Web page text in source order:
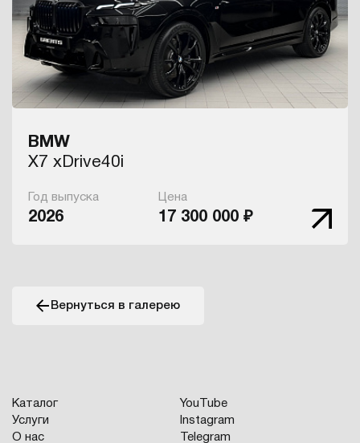
BMW
X7 xDrive40i
Год выпуска
2026
Цена
17 300 000 ₽
Вернуться в галерею
Каталог
Услуги
О нас
YouTube
Instagram
Telegram